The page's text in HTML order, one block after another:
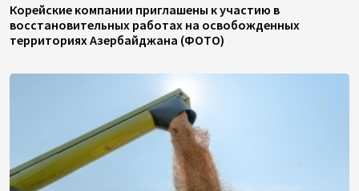
Корейские компании приглашены к участию в
восстановительных работах на освобожденных
территориях Азербайджана (ФОТО)